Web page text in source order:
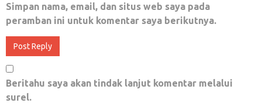
Simpan nama, email, dan situs web saya pada
peramban ini untuk komentar saya berikutnya.
Beritahu saya akan tindak lanjut komentar melalui
surel.